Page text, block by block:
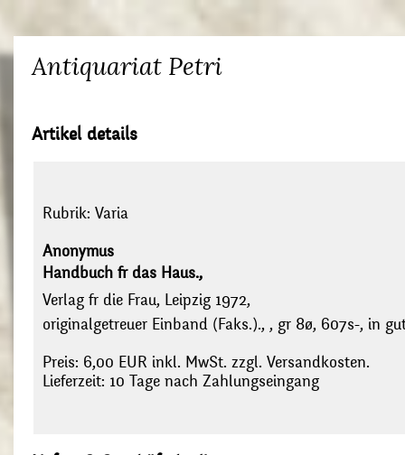
Antiquariat Petri
Artikel details
Rubrik: Varia
Anonymus
Handbuch fr das Haus.,
Verlag fr die Frau, Leipzig 1972,
originalgetreuer Einband (Faks.)., , gr 8ø, 607s-, in
Preis: 6,00 EUR inkl. MwSt. zzgl. Versandkosten.
Lieferzeit: 10 Tage nach Zahlungseingang